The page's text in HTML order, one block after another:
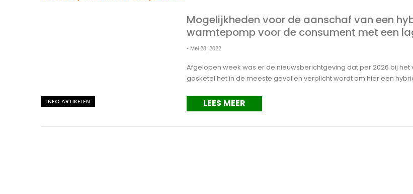
INFO ARTIKELEN
Mogelijkheden voor de aanschaf van een
warmtepomp voor de consument met een
- Mei 28, 2022
Afgelopen week was er de nieuwsberichtgeving dat per 2026 bij het
gasketel het in de meeste gevallen verplicht wordt om hier een
LEES MEER